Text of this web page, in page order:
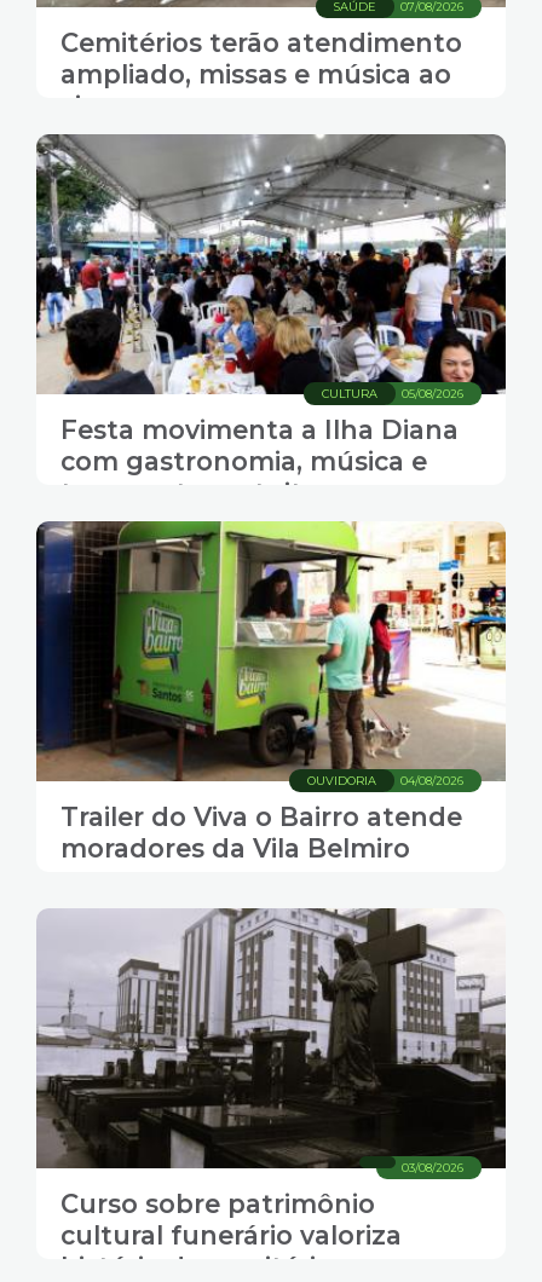
07/08/2026
SAÚDE
Cemitérios terão atendimento
ampliado, missas e música ao
vivo
05/08/2026
CULTURA
Festa movimenta a Ilha Diana
com gastronomia, música e
transporte gratuito
04/08/2026
OUVIDORIA
Trailer do Viva o Bairro atende
moradores da Vila Belmiro
03/08/2026
Curso sobre patrimônio
cultural funerário valoriza
história de cemitérios